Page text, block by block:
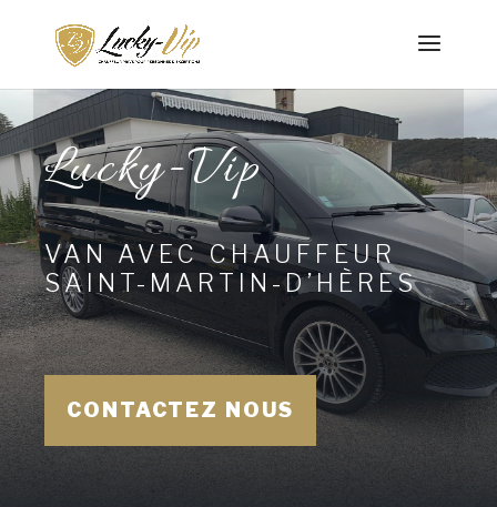
Lucky-Vip
VAN AVEC CHAUFFEUR
SAINT-MARTIN-D’HÈRES
CONTACTEZ NOUS